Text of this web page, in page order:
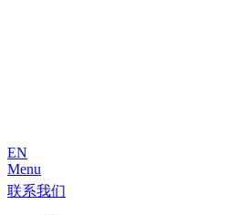
EN
Menu
联系我们